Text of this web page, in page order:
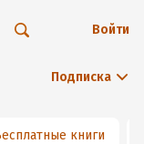
Подписка
Войти
книги